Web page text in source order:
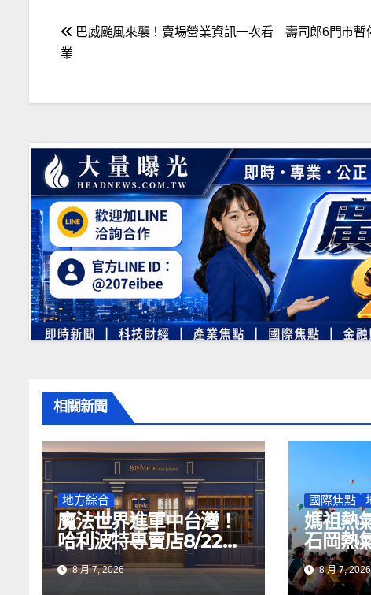
c
o
o
k
ail e
ss
g
er
e
s
p
n
k
文
章
導
巴威颱風來襲！賣場營業資訊一次看 壽司郎6門市暫
業
相關新聞
地方綜合
魔法世界進軍中台灣！
哈利波特專賣店8/22插
旗LaLaport台中 75
坪新店一次逛
8 月 7, 2026
國際焦點
媽祖熱
石岡熱
場 玖壹
開唱
8 月 7, 2026